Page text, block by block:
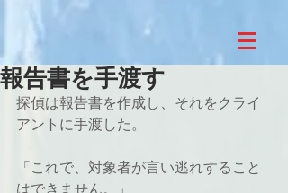
報告書を手渡す
探偵は報告書を作成し、それをクライ
アントに手渡した。
「これで、対象者が言い逃れすること
はできません。」